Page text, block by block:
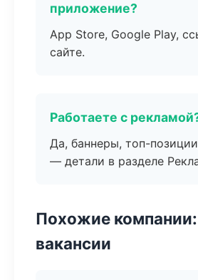
приложение?
App Store, Google Play,
сайте.
Работаете с
Да, баннеры, топ-
— детали в разделе
Похожие компании:
вакансии